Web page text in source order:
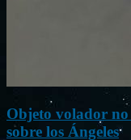
Objeto volador
sobre los Ángeles